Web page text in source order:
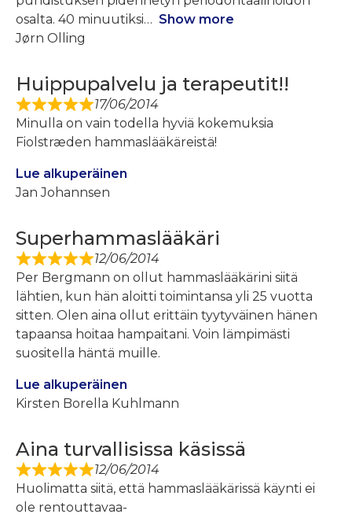
osalta. 40 minuutiksi
Show more
Jørn Olling
Huippupalvelu ja terapeutit!!
17/06/2014
Minulla on vain todella hyviä kokemuksia
Fiolstræden hammaslääkäreistä!
Lue alkuperäinen
Jan Johannsen
Superhammaslääkäri
12/06/2014
Per Bergmann on ollut hammaslääkärini siitä
lähtien, kun hän aloitti toimintansa yli 25 vuotta
sitten. Olen aina ollut erittäin tyytyväinen hänen
tapaansa hoitaa hampaitani. Voin lämpimästi
suositella häntä muille.
Lue alkuperäinen
Kirsten Borella Kuhlmann
Aina turvallisissa käsissä
12/06/2014
Huolimatta siitä, että hammaslääkärissä käynti ei
ole rentouttavaa-